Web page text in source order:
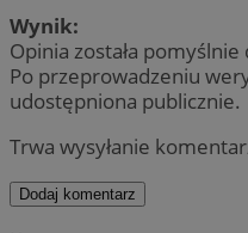
Wynik:
Opinia została pomyślnie
Po przeprowadzeniu
udostępniona publicznie.
Trwa wysyłanie
Dodaj komentarz